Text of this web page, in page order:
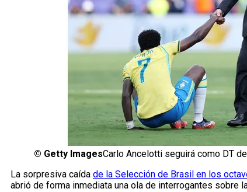
© Getty ImagesCarlo Ancelotti seguirá como DT
La sorpresiva caída de la Selección de Brasil en los
abrió de forma inmediata una ola de interrogantes sobre